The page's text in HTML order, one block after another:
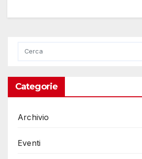
Categorie
Archivio
Eventi